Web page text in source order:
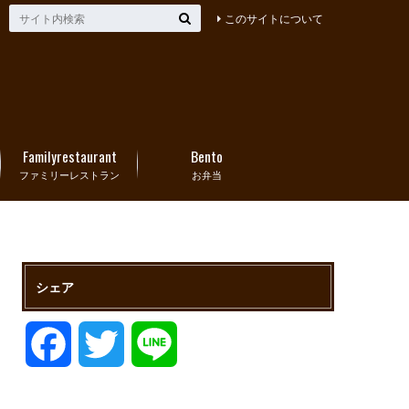
このサイトについて
ファミリーレストラン
Familyrestaurant
お弁当
Bento
シェア